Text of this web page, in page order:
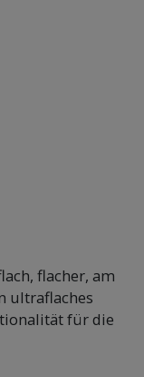
flacher, am
ultraflaches
für die